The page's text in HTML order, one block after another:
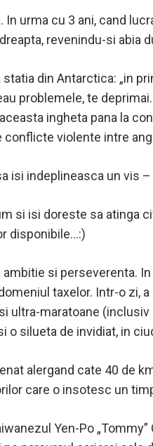
urma cu 3 ani, cand
revenindu-si abia
din Antarctica: „in
problemele, te
ingheta pana la
conflicte violente intre
isi indeplineasca un vis
si isi doreste sa atinga
disponibile…:)
si perseverenta.
taxelor. Intr-o zi,
ultra-maratoane
o silueta de invidiat, in
alergand cate 40 de
care o insotesc un
Yen-Po „Tommy”